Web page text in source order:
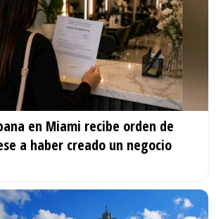
en Miami recibe orden de
a haber creado un negocio